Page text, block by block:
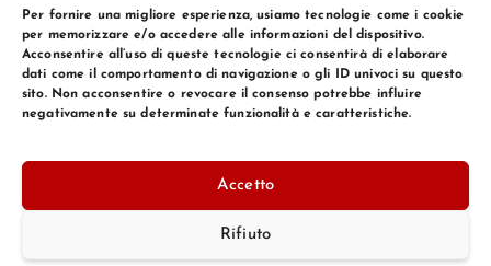
Per fornire una migliore esperienza, usiamo tecnologie come i cookie
per memorizzare e/o accedere alle informazioni del dispositivo.
Acconsentire all’uso di queste tecnologie ci consentirà di elaborare
dati come il comportamento di navigazione o gli ID univoci su questo
sito. Non acconsentire o revocare il consenso potrebbe influire
negativamente su determinate funzionalità e caratteristiche.
Accetto
Rifiuto